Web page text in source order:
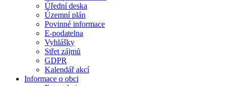
Úřední deska
Územní plán
Povinné informace
E-podatelna
Vyhlášky
Střet zájmů
GDPR
Kalendář akcí
Informace o obci